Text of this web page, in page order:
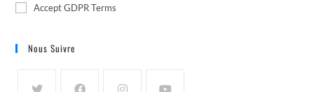
Accept GDPR Terms
Nous Suivre